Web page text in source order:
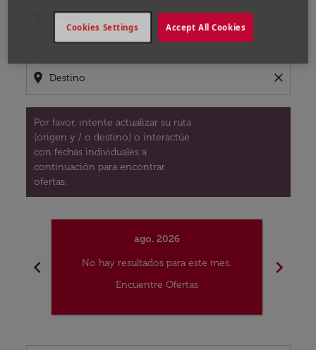
location_on close
Por favor, intente actualizar su ruta
(origen y / o destino) o interactúe
con fechas individuales a
continuación para encontrar
ofertas.
chevron_left
ago. 2026
No hay resultados para este mes.
Encuentre Ofertas
chevron_right
Accept All Cookies
Cookies Settings